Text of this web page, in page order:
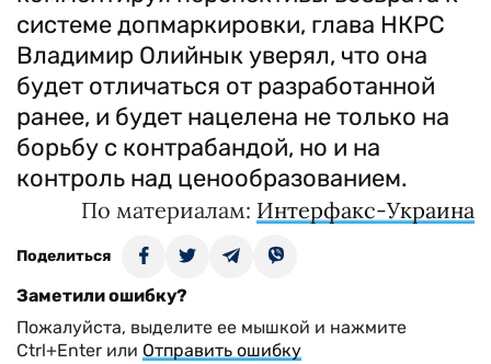
системе допмаркировки, глава НКРС
Владимир Олийнык уверял, что она
будет отличаться от разработанной
ранее, и будет нацелена не только на
борьбу с контрабандой, но и на
контроль над ценообразованием.
По материалам: Интерфакс-Украина
Поделиться
Заметили ошибку?
Пожалуйста, выделите ее мышкой и нажмите
Ctrl+Enter или Отправить ошибку